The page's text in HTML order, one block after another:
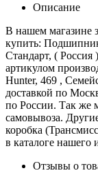
Описание
В нашем магазине
купить:
Стандарт, (
артикулом
Hunter, 469 ,
доставкой по
по России. Так же
самовывоза.
коробка
в каталоге нашего
Отзывы о